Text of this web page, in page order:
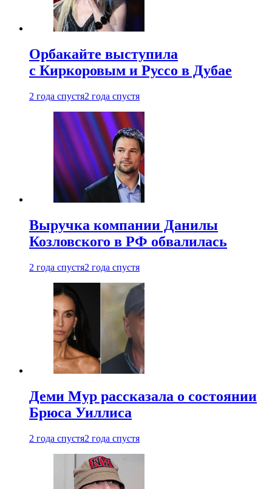
Орбакайте выступила
с Киркоровым и Руссо в Дубае
2 года спустя2 года спустя
Выручка компании Данилы
Козловского в РФ обвалилась
2 года спустя2 года спустя
Деми Мур рассказала о состоянии
Брюса Уиллиса
2 года спустя2 года спустя